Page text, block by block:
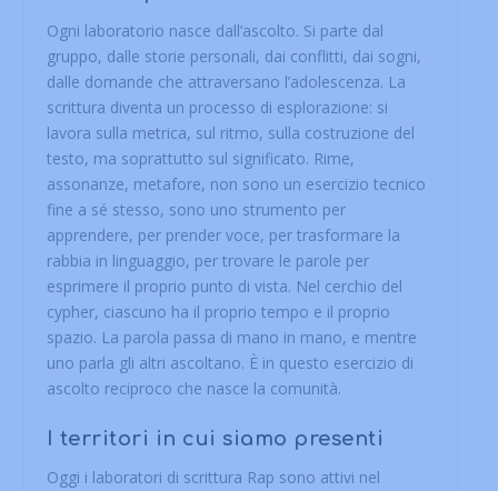
Ogni laboratorio nasce dall’ascolto. Si parte dal
gruppo, dalle storie personali, dai conflitti, dai sogni,
dalle domande che attraversano l’adolescenza. La
scrittura diventa un processo di esplorazione: si
lavora sulla metrica, sul ritmo, sulla costruzione del
testo, ma soprattutto sul significato. Rime,
assonanze, metafore, non sono un esercizio tecnico
fine a sé stesso, sono uno strumento per
apprendere, per prender voce, per trasformare la
rabbia in linguaggio, per trovare le parole per
esprimere il proprio punto di vista. Nel cerchio del
cypher, ciascuno ha il proprio tempo e il proprio
spazio. La parola passa di mano in mano, e mentre
uno parla gli altri ascoltano. È in questo esercizio di
ascolto reciproco che nasce la comunità.
I territori in cui siamo presenti
Oggi i laboratori di scrittura Rap sono attivi nel